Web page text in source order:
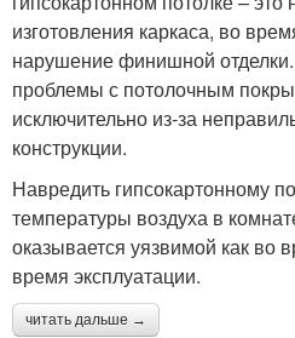
изготовления каркаса, во
нарушение финишной
проблемы с потолочным
исключительно из-за
конструкции.
Навредить гипсокартонному
температуры воздуха в
оказывается уязвимой как во
время эксплуатации.
читать дальше →